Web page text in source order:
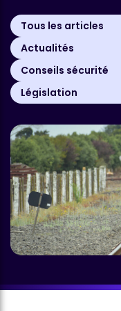
Tous les articles
Actualités
Conseils sécurité
Législation